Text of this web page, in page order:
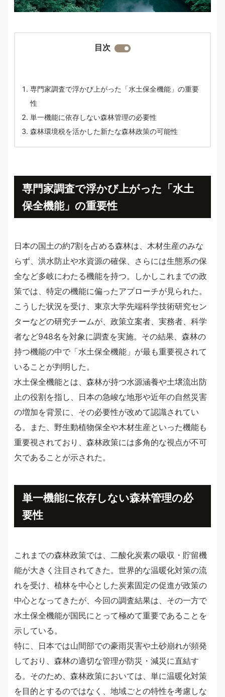
目次
専門家調査で浮かび上がった「水土保全機能」の重要
性
単一機能に依存しない森林管理の必要性
森林環境税を活かした新たな森林政策の可能性
専門家調査で浮かび上がった「水土
保全機能」の重要性
日本の国土の約7割を占める森林は、木材生産のみな
らず、洪水防止や水資源の確保、さらには生態系の保
全など多岐にわたる機能を持つ。しかしこれまでの政
策では、特定の機能に偏ったアプローチが見られた。
こうした状況を受け、東京大学先端科学技術研究セン
ターなどの研究チームが、政策立案者、実務者、科学
者など948名を対象に調査を実施。その結果、森林の
持つ機能の中で「水土保全機能」が最も重要視されて
いることが判明した。
水土保全機能とは、森林が持つ水源涵養や土壌流出防
止の役割を指し、日本の急峻な地形や近年の自然災害
の増加を背景に、その必要性が改めて認識されてい
る。また、野生動植物保全や木材生産といった機能も
重要視されており、森林政策には多角的な視点が不可
欠であることが示された。
単一機能に依存しない森林管理の必
要性
これまでの森林政策では、二酸化炭素の吸収・貯留機
能が大きく注目されてきた。世界的な温暖化対策の流
れを受け、植林を中心とした炭素固定の促進が政策の
中心となってきたが、今回の調査結果は、その一方で
水土保全機能が国民にとって極めて重要であることを
示している。
特に、日本では山間部での豪雨災害や土砂崩れが頻発
しており、森林の適切な管理が防災・減災に直結す
る。そのため、森林政策においては、単に温暖化対策
を目的とするのではなく、地域ごとの特性を考慮しな